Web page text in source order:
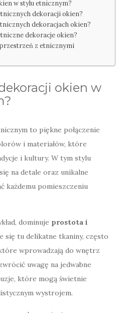
w stylu etnicznym?
dekoracji okien?
dekoracjach okien?
dekoracje okien?
z etnicznymi
okien w
to piękne połączenie
i materiałów, które
i kultury. W tym stylu
na detale oraz unikalne
każdemu pomieszczeniu
dominuje prostota i
się tu delikatne tkaniny, często
wprowadzają do wnętrz
uwagę na jedwabne
które mogą świetnie
wystrojem.